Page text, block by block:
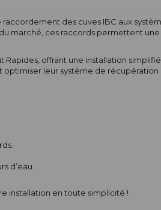
des cuves IBC aux
marché, ces raccords permettent
offrant une installation
leur système de récupération
d’eau.
installation en toute simplicité !